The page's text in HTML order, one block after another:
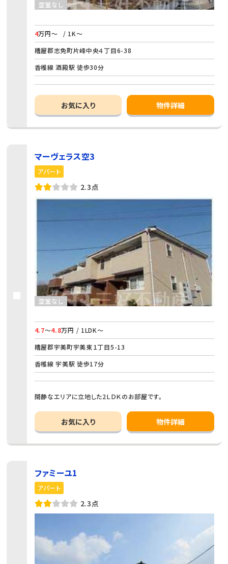
空室なし
4万円～
/ 1K～
糟屋郡志免町片峰中央４丁目6-38
香椎線 酒殿駅 徒歩30分
お気に入り 物件詳細
マーヴェラス空3
アパート
2.3点
空室なし
4.7～4.8万円 / 1LDK～
糟屋郡宇美町宇美東１丁目5-13
香椎線 宇美駅 徒歩17分
閑静なエリアに立地した2ＬＤＫのお部屋です。
お気に入り 物件詳細
ファミーユ1
アパート
2.3点